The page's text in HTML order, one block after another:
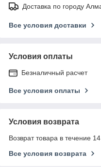
Доставка по городу
Все условия доставки
Условия оплаты
Безналичный расчет
Все условия оплаты
Условия возврата
Возврат товара в течение
Все условия возврата